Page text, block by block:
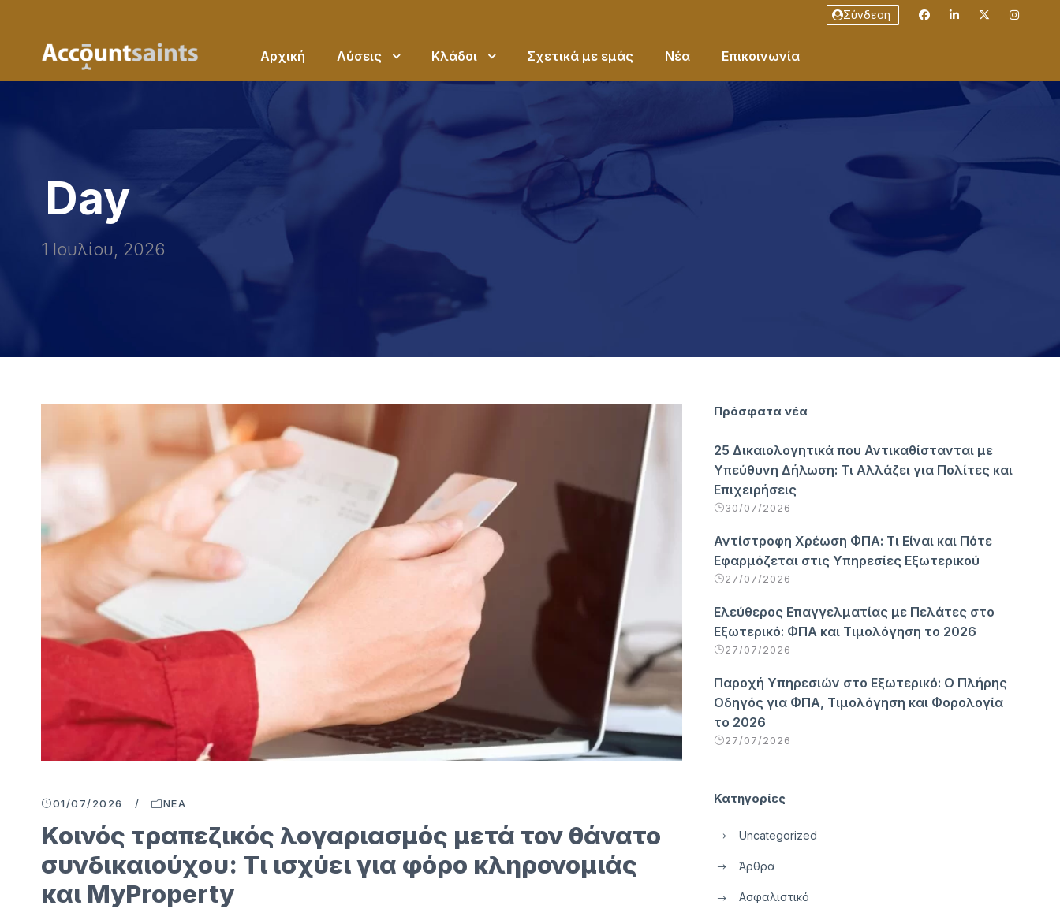
Σύνδεση
Αρχική Λύσεις Κλάδοι Σχετικά με εμάς Νέα Επικοινωνία
Day
1 Ιουλίου, 2026
01/07/2026 / ΝΈΑ
Κοινός τραπεζικός λογαριασμός μετά τον θάνατο
συνδικαιούχου: Τι ισχύει για φόρο κληρονομιάς
και MyProperty
Πρόσφατα νέα
25 Δικαιολογητικά που Αντικαθίστανται με
Υπεύθυνη Δήλωση: Τι Αλλάζει για Πολίτες και
Επιχειρήσεις
30/07/2026
Αντίστροφη Χρέωση ΦΠΑ: Τι Είναι και Πότε
Εφαρμόζεται στις Υπηρεσίες Εξωτερικού
27/07/2026
Ελεύθερος Επαγγελματίας με Πελάτες στο
Εξωτερικό: ΦΠΑ και Τιμολόγηση το 2026
27/07/2026
Παροχή Υπηρεσιών στο Εξωτερικό: Ο Πλήρης
Οδηγός για ΦΠΑ, Τιμολόγηση και Φορολογία
το 2026
27/07/2026
Κατηγορίες
Uncategorized
Άρθρα
Ασφαλιστικό